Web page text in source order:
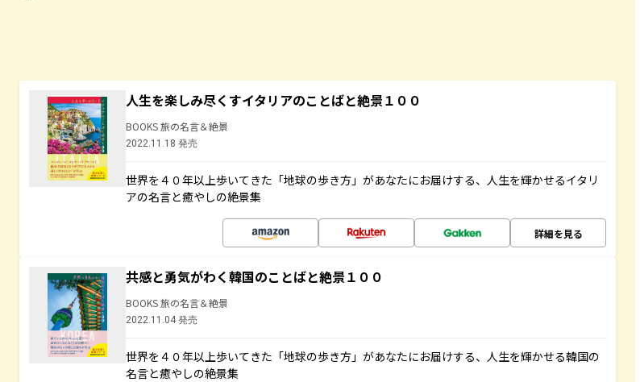
人生を楽しみ尽くすイタリアのことばと絶景１００
BOOKS 旅の名言＆絶景
2022.11.18 発売
世界を４０年以上歩いてきた「地球の歩き方」があなたにお届けする、人生を輝かせるイタリ
アの名言と癒やしの絶景集
詳細を見る
共感と勇気がわく韓国のことばと絶景１００
BOOKS 旅の名言＆絶景
2022.11.04 発売
世界を４０年以上歩いてきた「地球の歩き方」があなたにお届けする、人生を輝かせる韓国の
名言と癒やしの絶景集